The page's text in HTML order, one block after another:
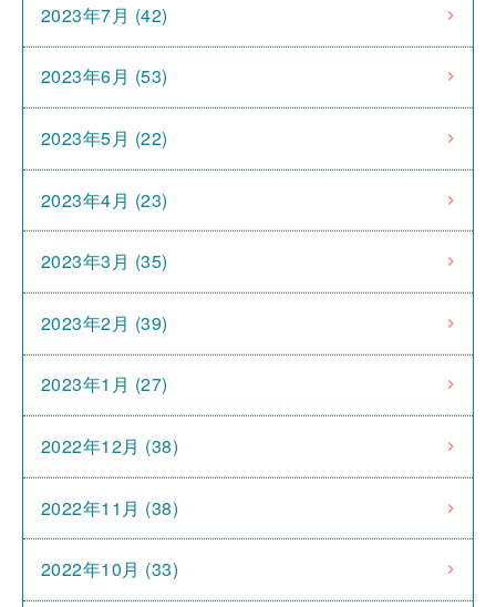
2023年7月 (42)
2023年6月 (53)
2023年5月 (22)
2023年4月 (23)
2023年3月 (35)
2023年2月 (39)
2023年1月 (27)
2022年12月 (38)
2022年11月 (38)
2022年10月 (33)